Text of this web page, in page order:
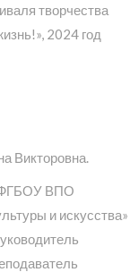
творчества
2024 год
Викторовна.
ФГБОУ ВПО
и искусства»